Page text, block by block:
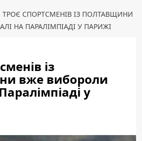
ТРОЄ СПОРТСМЕНІВ ІЗ ПОЛТАВЩИНИ
НА ПАРАЛІМПІАДІ У ПАРИЖІ
із
вже вибороли
у